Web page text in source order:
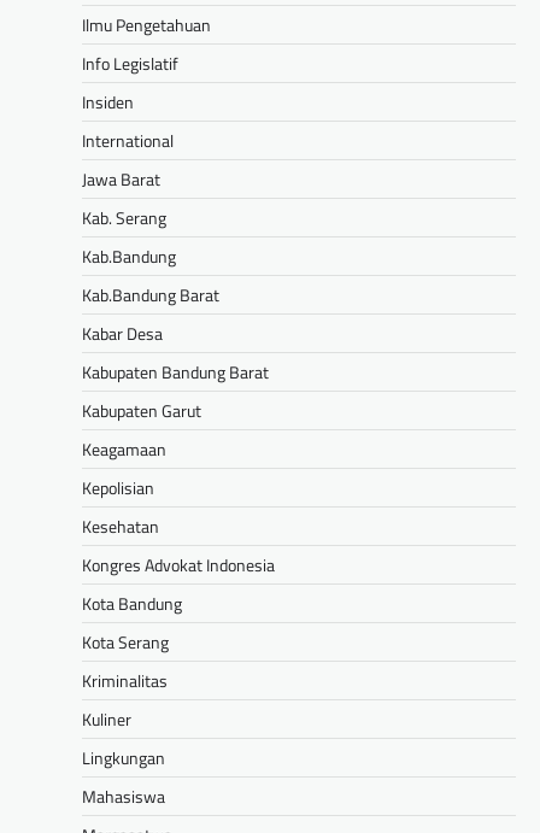
Ilmu Pengetahuan
Info Legislatif
Insiden
International
Jawa Barat
Kab. Serang
Kab.Bandung
Kab.Bandung Barat
Kabar Desa
Kabupaten Bandung Barat
Kabupaten Garut
Keagamaan
Kepolisian
Kesehatan
Kongres Advokat Indonesia
Kota Bandung
Kota Serang
Kriminalitas
Kuliner
Lingkungan
Mahasiswa